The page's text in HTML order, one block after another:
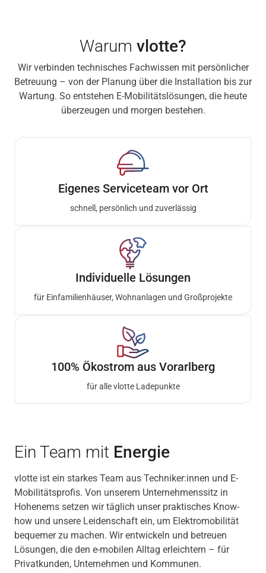
Warum vlotte?
Wir verbinden technisches Fachwissen mit persönlicher
Betreuung – von der Planung über die Installation bis zur
Wartung. So entstehen E-Mobilitätslösungen, die heute
überzeugen und morgen bestehen.
Eigenes Serviceteam vor Ort
schnell, persönlich und zuverlässig
Individuelle Lösungen
für Einfamilienhäuser, Wohnanlagen und Großprojekte
100% Ökostrom aus Vorarlberg
für alle vlotte Ladepunkte
Ein Team mit Energie
vlotte ist ein starkes Team aus Techniker:innen und E-
Mobilitätsprofis. Von unserem Unternehmenssitz in
Hohenems setzen wir täglich unser praktisches Know-
how und unsere Leidenschaft ein, um Elektromobilität
bequemer zu machen. Wir entwickeln und betreuen
Lösungen, die den e-mobilen Alltag erleichtern – für
Privatkunden, Unternehmen und Kommunen.